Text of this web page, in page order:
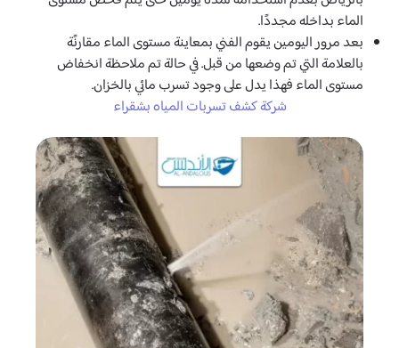
الماء بداخله مجددًا.
بعد مرور اليومين يقوم الفني بمعاينة مستوى الماء مقارنًة
بالعلامة التي تم وضعها من قبل. في حالة تم ملاحظة انخفاض
مستوى الماء فهذا يدل على وجود تسرب مائي بالخزان.
شركة كشف تسربات المياه بشقراء